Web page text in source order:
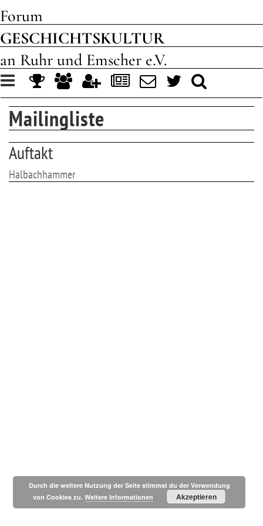
Forum
GESCHICHTSKULTUR
an Ruhr und Emscher e.V.
Toggle
navigation
Mailingliste
Auftakt
Halbachhammer
Durch die weitere Nutzung der Seite stimmst du der Verwendung
von Cookies zu.Weitere Informationen Akzeptieren